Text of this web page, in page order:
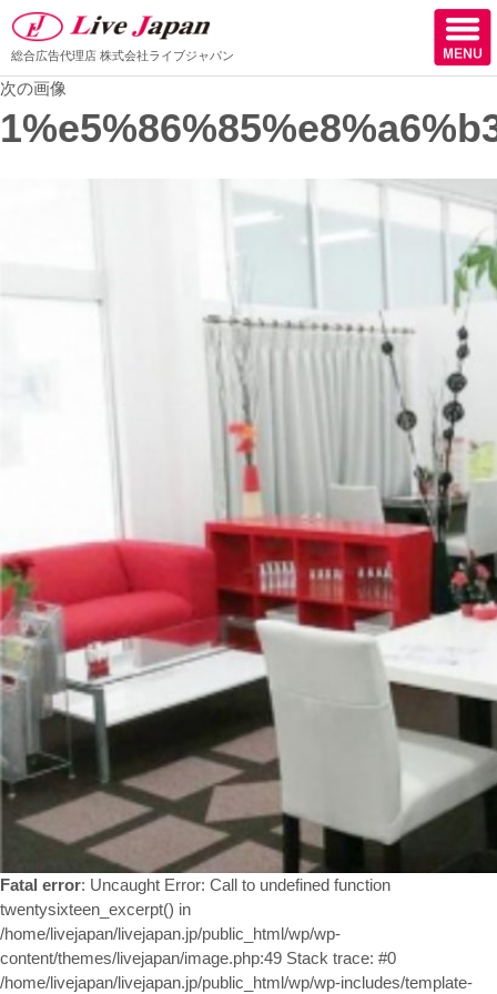
会社情報
サロン様からの声
ケーススタディー
お問い合わせ
総合広告代理店 株式会社ライブジャパン
次の画像
Fatal error: Uncaught Error: Call to undefined function
twentysixteen_excerpt() in
/home/livejapan/livejapan.jp/public_html/wp/wp-
content/themes/livejapan/image.php:49 Stack trace: #0
/home/livejapan/livejapan.jp/public_html/wp/wp-includes/template-